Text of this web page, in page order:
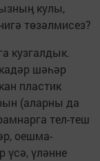
кулы,
төзәлмисез?
кузгалдык.
шәһәр
пластик
(аларны да
тел-теш
оешма-
үсә, үләнне